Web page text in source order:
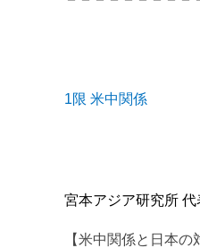
1限 米中関係
宮本アジア研究所 代
【米中関係と日本の